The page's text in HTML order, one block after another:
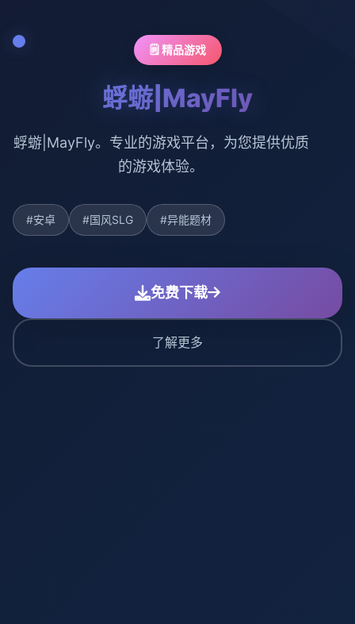
🗒️ 精品游戏
蜉蝣|MayFly
蜉蝣|MayFly。专业的游戏平台，为您提供优质
的游戏体验。
#安卓 #国风SLG #异能题材
免费下载
了解更多